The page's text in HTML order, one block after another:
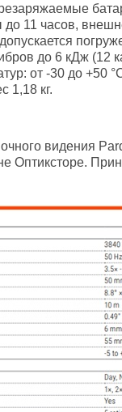
11 часов,
до 6 кДж (12
от -30 до +50
1,18 кг.
видения
Оптиксторе.